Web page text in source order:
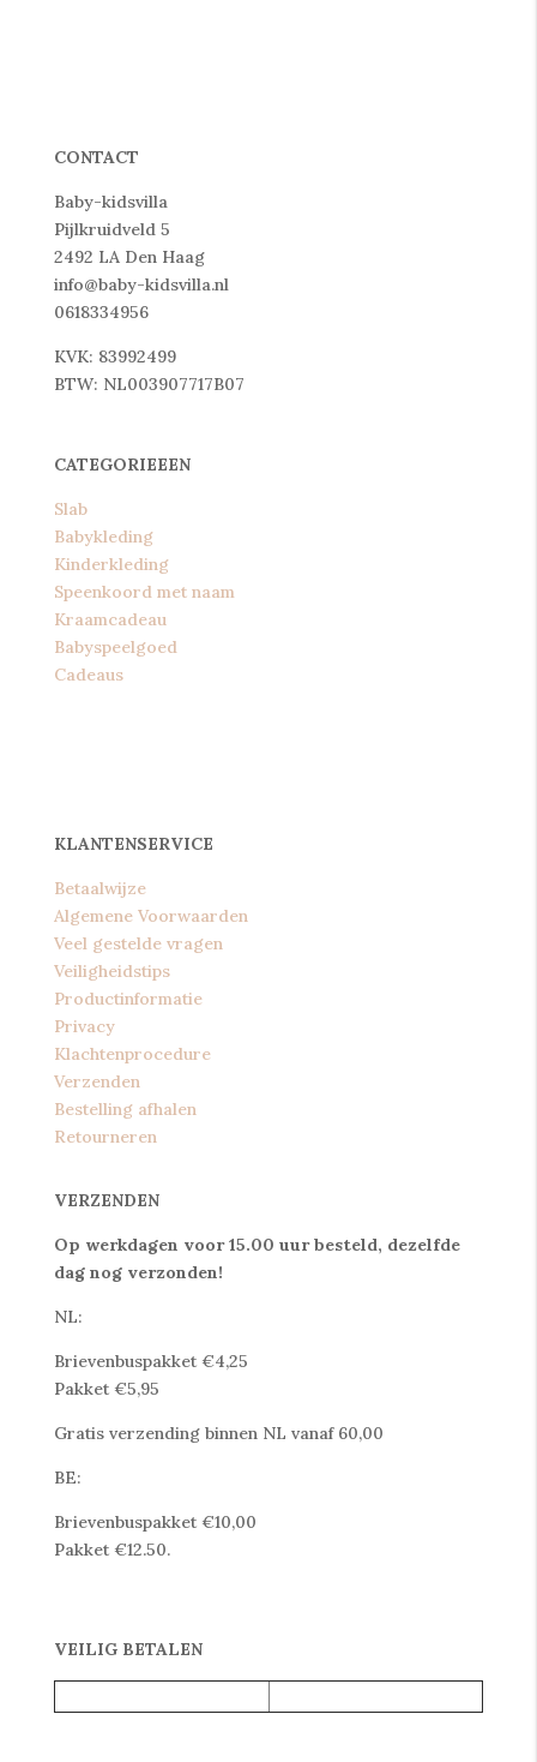
CONTACT
Baby-kidsvilla
Pijlkruidveld 5
2492 LA Den Haag
info@baby-kidsvilla.nl
0618334956
KVK: 83992499
BTW: NL003907717B07
CATEGORIEEEN
Slab
Babykleding
Kinderkleding
Speenkoord met naam
Kraamcadeau
Babyspeelgoed
Cadeaus
KLANTENSERVICE
Betaalwijze
Algemene Voorwaarden
Veel gestelde vragen
Veiligheidstips
Productinformatie
Privacy
Klachtenprocedure
Verzenden
Bestelling afhalen
Retourneren
VERZENDEN
Op werkdagen voor 15.00 uur besteld, dezelfde
dag nog verzonden!
NL:
Brievenbuspakket €4,25
Pakket €5,95
Gratis verzending binnen NL vanaf 60,00
BE:
Brievenbuspakket €10,00
Pakket €12.50.
VEILIG BETALEN